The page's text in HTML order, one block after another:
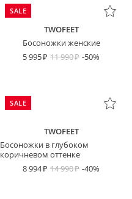
SALE
TWOFEET
Босоножки женские
5 995
11 990 -50%
SALE
TWOFEET
Босоножки в глубоком
коричневом оттенке
8 994
14 990 -40%